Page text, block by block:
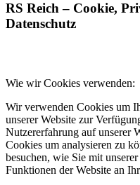
RS Reich – Cookie,
Datenschutz
Wie wir Cookies verwenden:
Wir verwenden Cookies um
unserer Website zur
Nutzererfahrung auf unserer
Cookies um analysieren zu
besuchen, wie Sie mit
Funktionen der Website an